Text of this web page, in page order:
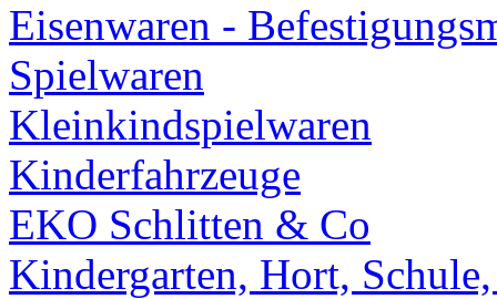
Eisenwaren -
Spielwaren
Kleinkindspielwaren
Kinderfahrzeuge
EKO Schlitten & Co
Kindergarten, Hort,